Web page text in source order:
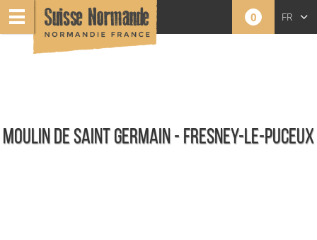
0 FR
MOULIN DE SAINT GERMAIN - FRESNEY-LE-PUCEUX